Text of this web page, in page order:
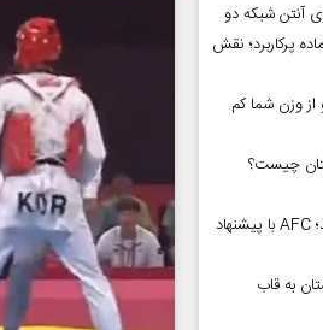
آنتن شبکه دو
پرکاربرد؛ نقش
از وزن شما کم
چیست؟
بصره از میزبانی استقلال جا ماند؛ AFC با پیشنهاد
به قاب